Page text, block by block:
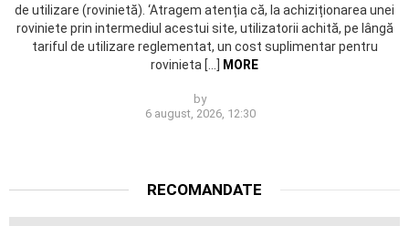
de utilizare (rovinietă). ‘Atragem atenția că, la achiziționarea unei
roviniete prin intermediul acestui site, utilizatorii achită, pe lângă
tariful de utilizare reglementat, un cost suplimentar pentru
rovinieta […]
MORE
by
6 august, 2026, 12:30
RECOMANDATE